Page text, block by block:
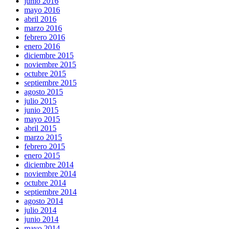
mayo 2016
abril 2016
marzo 2016
febrero 2016
enero 2016
diciembre 2015
noviembre 2015
octubre 2015
septiembre 2015
agosto 2015
julio 2015
junio 2015
mayo 2015
abril 2015
marzo 2015
febrero 2015
enero 2015
diciembre 2014
noviembre 2014
octubre 2014
septiembre 2014
agosto 2014
julio 2014
junio 2014